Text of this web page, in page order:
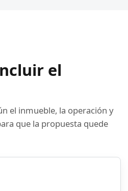
el
el inmueble, la operación y
que la propuesta quede